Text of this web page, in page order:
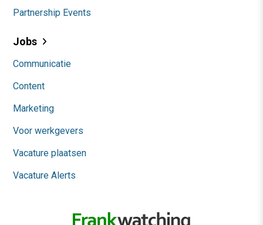
Partnership Events
Jobs
Communicatie
Content
Marketing
Voor werkgevers
Vacature plaatsen
Vacature Alerts